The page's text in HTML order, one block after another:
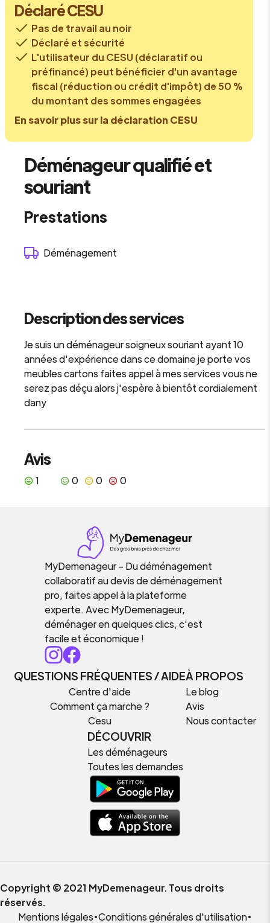
Déclaré CESU
Pas de travail au noir
Déclaré et sécurité
L'utilisateur du CESU (déclaratif ou
préfinancé) peut bénéficier d'un avantage
fiscal (réduction ou crédit d'impôt) de 50 %
du montant des sommes engagées
En savoir plus sur la déclaration CESU
Déménageur qualifié et
souriant
Prestations
Déménagement
Description des services
Je suis un déménageur soigneux souriant ayant 10
années d'expérience dans ce domaine je porte vos
meubles cartons faites appel à mes services vous ne
serez pas déçu alors j'espère à bientôt cordialement
dany
Avis
1 0 0 0
MyDemenageur – Du déménagement
collaboratif au devis de déménagement
pro, faites appel à la plateforme
experte. Avec MyDemenageur,
déménager en quelques clics, c’est
facile et économique !
QUESTIONS FRÉQUENTES / AIDE
Centre d'aide
Comment ça marche ?
Cesu
À PROPOS
Le blog
Avis
Nous contacter
DÉCOUVRIR
Les déménageurs
Toutes les demandes
Copyright © 2021 MyDemenageur. Tous droits
réservés.
Mentions légales•Conditions générales d'utilisation•